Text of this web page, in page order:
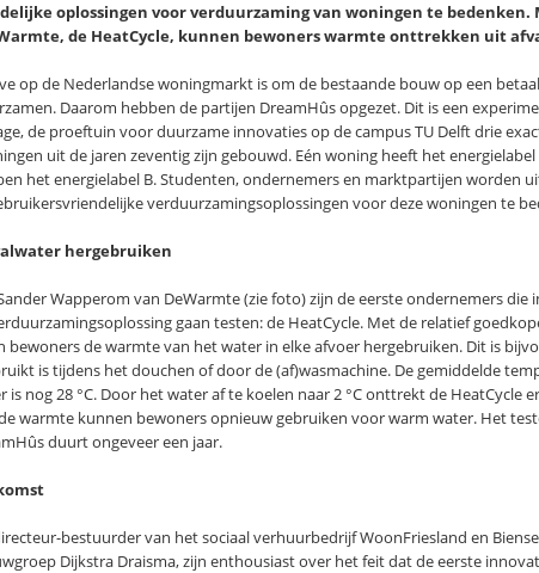
oplossingen voor verduurzaming van woningen te bedenken.
de HeatCycle, kunnen bewoners warmte onttrekken uit
op de Nederlandse woningmarkt is om de bestaande bouw op een
Daarom hebben de partijen DreamHûs opgezet. Dit is een
de proeftuin voor duurzame innovaties op de campus TU Delft drie
uit de jaren zeventig zijn gebouwd. Eén woning heeft het energielabel
het energielabel B. Studenten, ondernemers en marktpartijen worden
verduurzamingsoplossingen voor deze woningen te
hergebruiken
Wapperom van DeWarmte (zie foto) zijn de eerste ondernemers die
gaan testen: de HeatCycle. Met de relatief
bewoners de warmte van het water in elke afvoer hergebruiken. Dit is
is tijdens het douchen of door de (af)wasmachine. De gemiddelde
is nog 28 °C. Door het water af te koelen naar 2 °C onttrekt de HeatCycle
warmte kunnen bewoners opnieuw gebruiken voor warm water. Het
duurt ongeveer een jaar.
bestuurder van het sociaal verhuurbedrijf WoonFriesland en
Dijkstra Draisma, zijn enthousiast over het feit dat de eerste